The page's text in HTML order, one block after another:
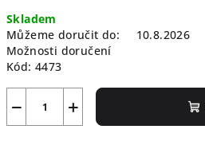
cena:
Skladem
Můžeme doručit do:
10.8.2026
Možnosti doručení
Kód: 4473
+
−